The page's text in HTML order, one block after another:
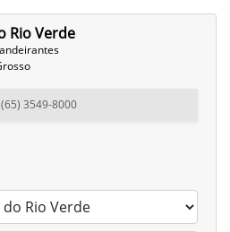
Rio Verde
(65) 3549-8000